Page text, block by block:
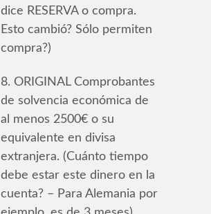
dice RESERVA o compra.
Esto cambió? Sólo permiten
compra?)
8. ORIGINAL Comprobantes
de solvencia económica de
al menos 2500€ o su
equivalente en divisa
extranjera. (Cuánto tiempo
debe estar este dinero en la
cuenta? – Para Alemania por